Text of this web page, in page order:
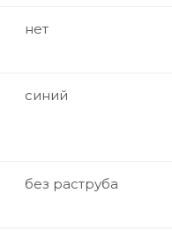
нет
синий
без раструба